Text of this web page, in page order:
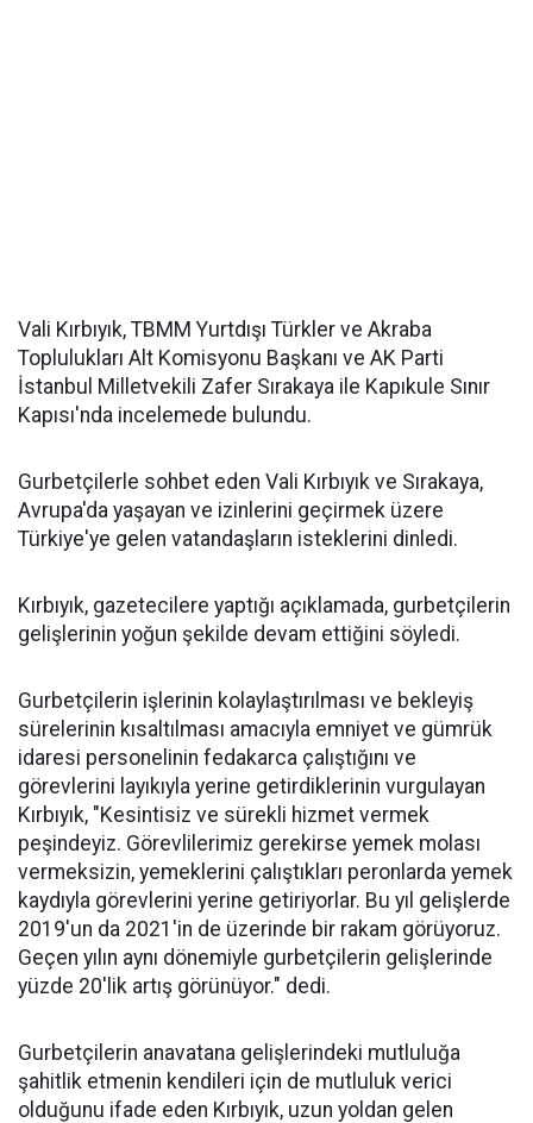
Vali Kırbıyık, TBMM Yurtdışı Türkler ve Akraba
Toplulukları Alt Komisyonu Başkanı ve AK Parti
İstanbul Milletvekili Zafer Sırakaya ile Kapıkule Sınır
Kapısı'nda incelemede bulundu.
Gurbetçilerle sohbet eden Vali Kırbıyık ve Sırakaya,
Avrupa'da yaşayan ve izinlerini geçirmek üzere
Türkiye'ye gelen vatandaşların isteklerini dinledi.
Kırbıyık, gazetecilere yaptığı açıklamada, gurbetçilerin
gelişlerinin yoğun şekilde devam ettiğini söyledi.
Gurbetçilerin işlerinin kolaylaştırılması ve bekleyiş
sürelerinin kısaltılması amacıyla emniyet ve gümrük
idaresi personelinin fedakarca çalıştığını ve
görevlerini layıkıyla yerine getirdiklerinin vurgulayan
Kırbıyık, "Kesintisiz ve sürekli hizmet vermek
peşindeyiz. Görevlilerimiz gerekirse yemek molası
vermeksizin, yemeklerini çalıştıkları peronlarda yemek
kaydıyla görevlerini yerine getiriyorlar. Bu yıl gelişlerde
2019'un da 2021'in de üzerinde bir rakam görüyoruz.
Geçen yılın aynı dönemiyle gurbetçilerin gelişlerinde
yüzde 20'lik artış görünüyor." dedi.
Gurbetçilerin anavatana gelişlerindeki mutluluğa
şahitlik etmenin kendileri için de mutluluk verici
olduğunu ifade eden Kırbıyık, uzun yoldan gelen